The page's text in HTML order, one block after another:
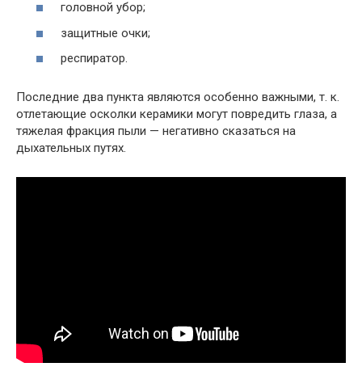
головной убор;
защитные очки;
респиратор.
Последние два пункта являются особенно важными, т. к.
отлетающие осколки керамики могут повредить глаза, а
тяжелая фракция пыли — негативно сказаться на
дыхательных путях.